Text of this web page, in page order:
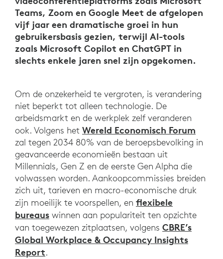
Teams, Zoom en Google Meet de afgelopen
vijf jaar een dramatische groei in hun
gebruikersbasis gezien, terwijl AI-tools
zoals Microsoft Copilot en ChatGPT in
slechts enkele jaren snel zijn opgekomen.
Om de onzekerheid te vergroten, is verandering
niet beperkt tot alleen technologie. De
arbeidsmarkt en de werkplek zelf veranderen
ook. Volgens het Wereld Economisch Forum
zal tegen 2034 80% van de beroepsbevolking in
geavanceerde economieën bestaan uit
Millennials, Gen Z en de eerste Gen Alpha die
volwassen worden. Aankoopcommissies breiden
zich uit, tarieven en macro-economische druk
zijn moeilijk te voorspellen, en flexibele
bureaus winnen aan populariteit ten opzichte
van toegewezen zitplaatsen, volgens CBRE’s
Global Workplace & Occupancy Insights
Report.